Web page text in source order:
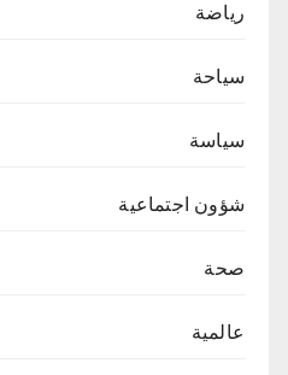
رياضة
سياحة
سياسة
شؤون اجتماعية
صحة
عالمية